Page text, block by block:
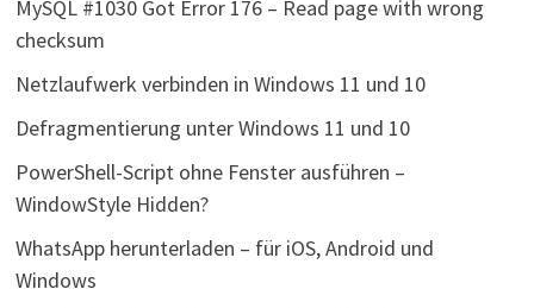
MySQL #1030 Got Error 176 – Read page with wrong
checksum
Netzlaufwerk verbinden in Windows 11 und 10
Defragmentierung unter Windows 11 und 10
PowerShell-Script ohne Fenster ausführen –
WindowStyle Hidden?
WhatsApp herunterladen – für iOS, Android und
Windows